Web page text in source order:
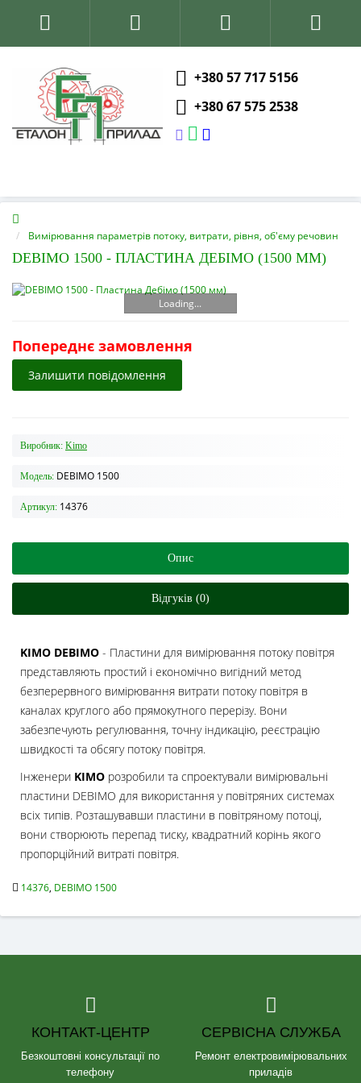
+380 57 717 5156
+380 67 575 2538
Вимірювання параметрів потоку, витрати, рівня, об'єму речовин
DEBIMO 1500 - ПЛАСТИНА ДЕБІМО (1500 ММ)
Loading...
Попереднє замовлення
Залишити повідомлення
Виробник: Kimo
Модель: DEBIMO 1500
Артикул: 14376
Опис
Відгуків (0)
KIMO DEBIMO - Пластини для вимірювання потоку повітря
представляють простий і економічно вигідний метод
безперервного вимірювання витрати потоку повітря в
каналах круглого або прямокутного перерізу. Вони
забезпечують регулювання, точну індикацію, реєстрацію
швидкості та обсягу потоку повітря.
Інженери KIMO розробили та спроектували вимірювальні
пластини DEBIMO для використання у повітряних системах
всіх типів. Розташувавши пластини в повітряному потоці,
вони створюють перепад тиску, квадратний корінь якого
пропорційний витраті повітря.
14376, DEBIMO 1500
КОНТАКТ-ЦЕНТР
Безкоштовні консультації по
телефону
СЕРВІСНА СЛУЖБА
Ремонт електровимірювальних
приладів